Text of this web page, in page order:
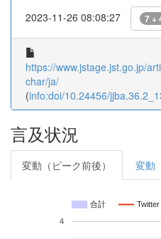
2023-11-26 08:08:27 7 +
https://www.jstage.jst.go.jp/
char/ja/
(info:doi/10.24456/
言及状況
変動（ピーク前後） 変動
合計
4